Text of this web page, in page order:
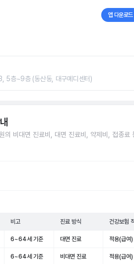
앱 다운로드
5층~9층 (동산동, 대구메디센터)
의 비대면 진료비, 대면 진료비, 약제비, 접종료
비고 진료 방식 건강보험
6~64세 기준 대면 진료 적용(급여)
6~64세 기준 비대면 진료 적용(급여)